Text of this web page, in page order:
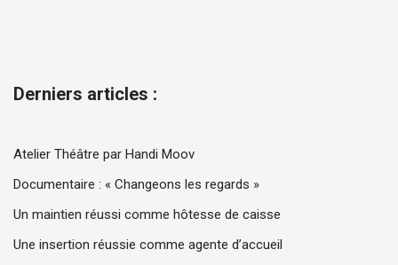
Derniers articles :
Atelier Théâtre par Handi Moov
Documentaire : « Changeons les regards »
Un maintien réussi comme hôtesse de caisse
Une insertion réussie comme agente d’accueil